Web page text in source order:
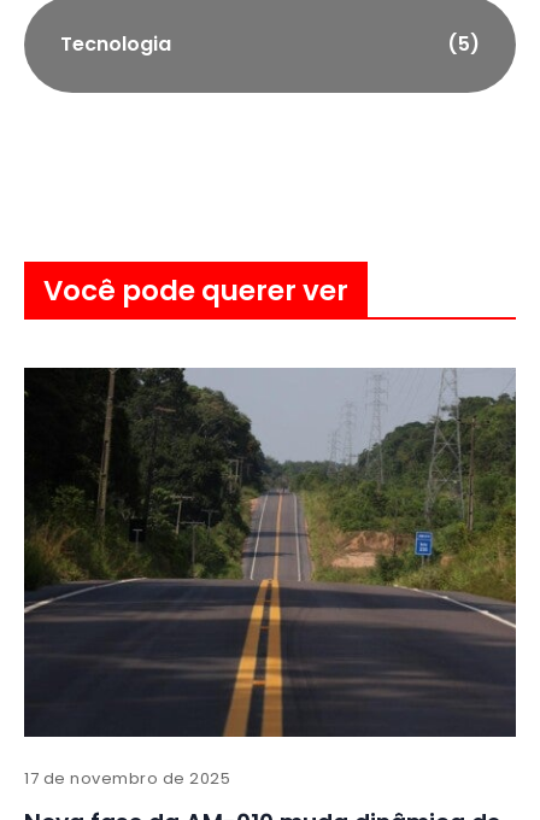
Tecnologia (5)
Você pode querer ver
17 de novembro de 2025